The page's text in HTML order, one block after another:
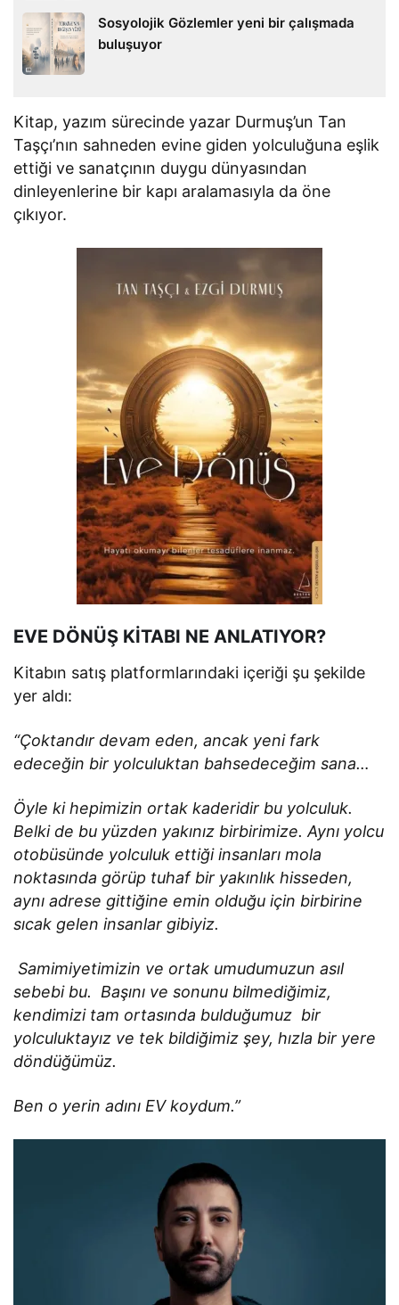
Sosyolojik Gözlemler yeni bir çalışmada
buluşuyor
Kitap, yazım sürecinde yazar Durmuş’un Tan
Taşçı’nın sahneden evine giden yolculuğuna eşlik
ettiği ve sanatçının duygu dünyasından
dinleyenlerine bir kapı aralamasıyla da öne
çıkıyor.
EVE DÖNÜŞ KİTABI NE ANLATIYOR?
Kitabın satış platformlarındaki içeriği şu şekilde
yer aldı:
“Çoktandır devam eden, ancak yeni fark
edeceğin bir yolculuktan bahsedeceğim sana…
Öyle ki hepimizin ortak kaderidir bu yolculuk.
Belki de bu yüzden yakınız birbirimize. Aynı yolcu
otobüsünde yolculuk ettiği insanları mola
noktasında görüp tuhaf bir yakınlık hisseden,
aynı adrese gittiğine emin olduğu için birbirine
sıcak gelen insanlar gibiyiz.
Samimiyetimizin ve ortak umudumuzun asıl
sebebi bu. Başını ve sonunu bilmediğimiz,
kendimizi tam ortasında bulduğumuz bir
yolculuktayız ve tek bildiğimiz şey, hızla bir yere
döndüğümüz.
Ben o yerin adını EV koydum.”